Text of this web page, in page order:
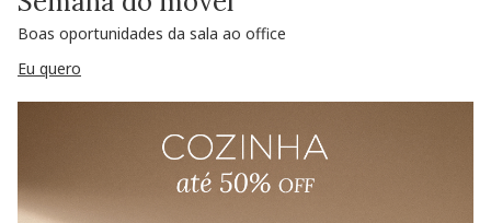
Boas oportunidades da sala ao office
Eu quero